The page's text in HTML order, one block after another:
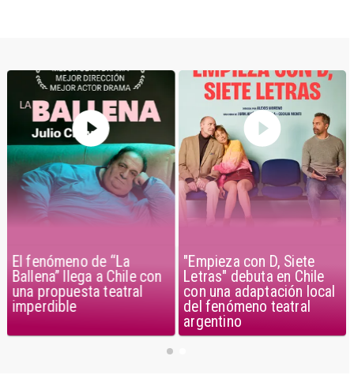
El fenómeno de “La
Ballena” llega a Chile con
una propuesta teatral
imperdible
"Empieza con D, Siete
Letras" debuta en Chile
con una adaptación local
del fenómeno teatral
argentino